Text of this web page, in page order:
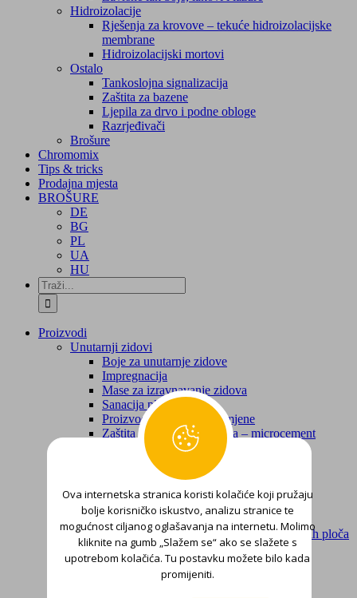
Hidroizolacije
Rješenja za krovove – tekuće hidroizolacijske
membrane
Hidroizolacijski mortovi
Ostalo
Tankoslojna signalizacija
Zaštita za bazene
Ljepila za drvo i podne obloge
Razrjeđivači
Brošure
Chromomix
Tips & tricks
Prodajna mjesta
BROŠURE
DE
BG
PL
UA
HU
Traži...
Proizvodi
Unutarnji zidovi
Boje za unutarnje zidove
Impregnacija
Mase za izravnavanje zidova
Sanacija plijesni
Proizvodi za posebne namjene
Zaštita i renoviranje zidova – microcement
Fasadne boje
Sustav za sanaciju i renoviranje
Impregnacija
Mase za izravnavanje zidova
Mortovi za lijepljenje toplinsko-izolacijskih ploča
Sanacija i zaštita betona
Reparaturni mortovi
Zaštitni premazi
Ova internetska stranica koristi kolačiće koji pružaju
bolje korisničko iskustvo, analizu stranice te
mogućnost ciljanog oglašavanja na internetu. Molimo
kliknite na gumb „Slažem se“ ako se slažete s
upotrebom kolačića. Tu postavku možete bilo kada
promijeniti.